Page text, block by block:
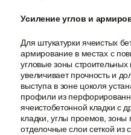
Усиление углов и
Для штукатурки ячеистых
армирование в местах с
угловые зоны
увеличивает прочность и
выступа в зоне цоколя
профили из
ячеистобетонной кладки с
кладки, углы проемов,
отделочные слои сеткой из